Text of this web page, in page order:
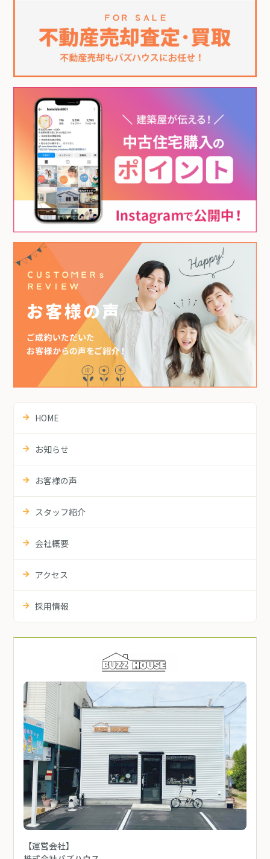
HOME
お知らせ
お客様の声
スタッフ紹介
会社概要
アクセス
採用情報
【運営会社】